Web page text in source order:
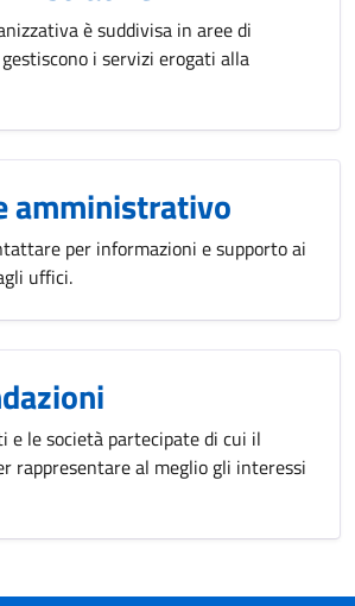
è suddivisa in aree di
i servizi erogati alla
amministrativo
per informazioni e supporto ai
uffici.
e le società partecipate di cui il
rappresentare al meglio gli interessi